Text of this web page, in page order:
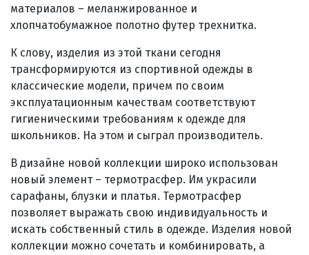
материалов – меланжированное и
хлопчатобумажное полотно футер трехнитка.
К слову, изделия из этой ткани сегодня
трансформируются из спортивной одежды в
классические модели, причем по своим
эксплуатационным качествам соответствуют
гигиеническими требованиям к одежде для
школьников. На этом и сыграл производитель.
В дизайне новой коллекции широко использован
новый элемент – термотрасфер. Им украсили
сарафаны, блузки и платья. Термотрасфер
позволяет выражать свою индивидуальность и
искать собственный стиль в одежде. Изделия новой
коллекции можно сочетать и комбинировать, а